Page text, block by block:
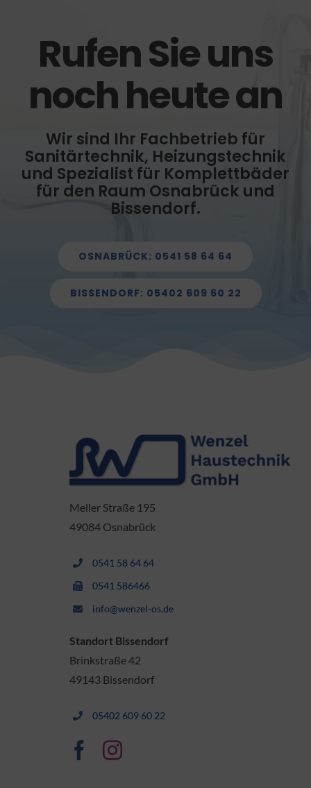
Rufen Sie uns
noch heute an
Wir sind Ihr Fachbetrieb für
Sanitärtechnik, Heizungstechnik
und Spezialist für Komplettbäder
für den Raum Osnabrück und
Bissendorf.
OSNABRÜCK: 0541 58 64 64
BISSENDORF: 05402 609 60 22
Meller Straße 195
49084 Osnabrück
0541 58 64 64
0541 586466
info@wenzel-os.de
Standort Bissendorf
Brinkstraße 42
49143 Bissendorf
05402 609 60 22